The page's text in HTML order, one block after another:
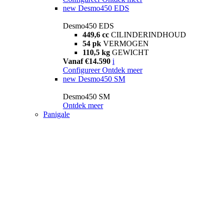
new Desmo450 EDS
Desmo450 EDS
449,6 cc CILINDERINDHOUD
54 pk VERMOGEN
110,5 kg GEWICHT
Vanaf €14.590 i
Configureer Ontdek meer
new Desmo450 SM
Desmo450 SM
Ontdek meer
Panigale